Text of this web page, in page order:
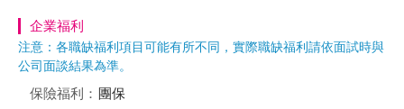
企業福利
注意：各職缺福利項目可能有所不同，實際職缺福利請依面試時與
公司面談結果為準。
保險福利： 團保